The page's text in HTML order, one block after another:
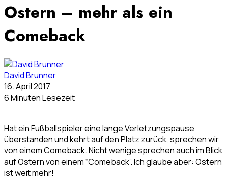
Ostern – mehr als ein
Comeback
David Brunner
16. April 2017
6 Minuten Lesezeit
Hat ein Fußballspieler eine lange Verletzungspause
überstanden und kehrt auf den Platz zurück, sprechen wir
von einem Comeback. Nicht wenige sprechen auch im Blick
auf Ostern von einem “Comeback”. Ich glaube aber: Ostern
ist weit mehr!